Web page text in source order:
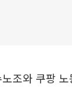
조와 쿠팡